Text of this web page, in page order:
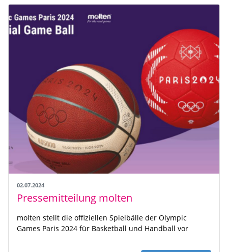
02.07.2024
Pressemitteilung molten
molten stellt die offiziellen Spielbälle der Olympic
Games Paris 2024 für Basketball und Handball vor